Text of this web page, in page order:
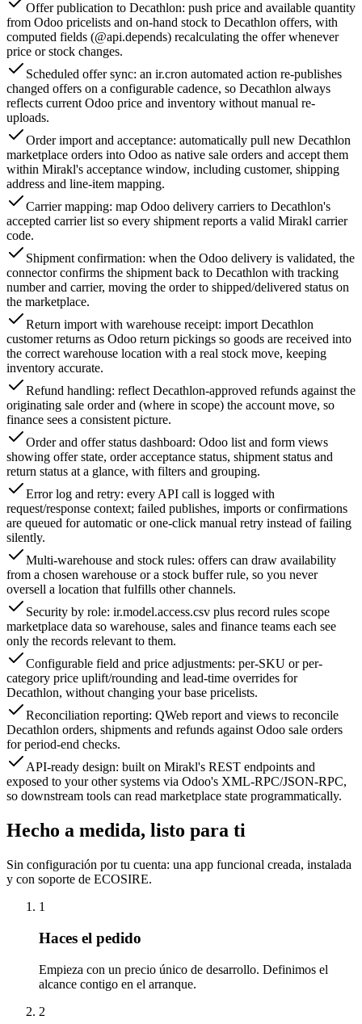
Offer publication to Decathlon: push price and available quantity
from Odoo pricelists and on-hand stock to Decathlon offers, with
computed fields (@api.depends) recalculating the offer whenever
price or stock changes.
Scheduled offer sync: an ir.cron automated action re-publishes
changed offers on a configurable cadence, so Decathlon always
reflects current Odoo price and inventory without manual re-
uploads.
Order import and acceptance: automatically pull new Decathlon
marketplace orders into Odoo as native sale orders and accept them
within Mirakl's acceptance window, including customer, shipping
address and line-item mapping.
Carrier mapping: map Odoo delivery carriers to Decathlon's
accepted carrier list so every shipment reports a valid Mirakl carrier
code.
Shipment confirmation: when the Odoo delivery is validated, the
connector confirms the shipment back to Decathlon with tracking
number and carrier, moving the order to shipped/delivered status on
the marketplace.
Return import with warehouse receipt: import Decathlon
customer returns as Odoo return pickings so goods are received into
the correct warehouse location with a real stock move, keeping
inventory accurate.
Refund handling: reflect Decathlon-approved refunds against the
originating sale order and (where in scope) the account move, so
finance sees a consistent picture.
Order and offer status dashboard: Odoo list and form views
showing offer state, order acceptance status, shipment status and
return status at a glance, with filters and grouping.
Error log and retry: every API call is logged with
request/response context; failed publishes, imports or confirmations
are queued for automatic or one-click manual retry instead of failing
silently.
Multi-warehouse and stock rules: offers can draw availability
from a chosen warehouse or a stock buffer rule, so you never
oversell a location that fulfills other channels.
Security by role: ir.model.access.csv plus record rules scope
marketplace data so warehouse, sales and finance teams each see
only the records relevant to them.
Configurable field and price adjustments: per-SKU or per-
category price uplift/rounding and lead-time overrides for
Decathlon, without changing your base pricelists.
Reconciliation reporting: QWeb report and views to reconcile
Decathlon orders, shipments and refunds against Odoo sale orders
for period-end checks.
API-ready design: built on Mirakl's REST endpoints and
exposed to your other systems via Odoo's XML-RPC/JSON-RPC,
so downstream tools can read marketplace state programmatically.
Hecho a medida, listo para ti
Sin configuración por tu cuenta: una app funcional creada, instalada
y con soporte de ECOSIRE.
1
Haces el pedido
Empieza con un precio único de desarrollo. Definimos el
alcance contigo en el arranque.
2